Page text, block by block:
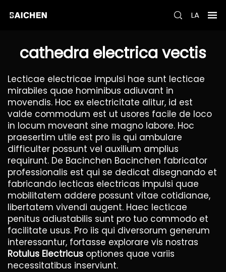
LA
cathedra electrica vectis
Lecticae electricae impulsi hae sunt lecticae
mirabiles quae hominibus adiuvant in
movendis. Hoc ex electricitate alitur, id est
valde commodum est ut usores facile de loco
in locum moveant sine magno labore. Hoc
praesertim utile est pro iis qui ambulare
difficulter possunt vel auxilium amplius
requirunt. De Bacinchen Bacinchen fabricator
professionalis est qui se dedicat disegnando et
fabricando lecticas electricas impulsi quae
mobilitatem addere possunt vitae cotidianae,
libertatem vivendi augent. Haec lecticae
penitus adiustabilis sunt pro tuo commodo et
facilitate usus. Pro iis qui diversorum generum
interessantur, fortasse explorare vis nostras
Rotulus Electricus optiones quae variis
necessitatibus inserviunt.